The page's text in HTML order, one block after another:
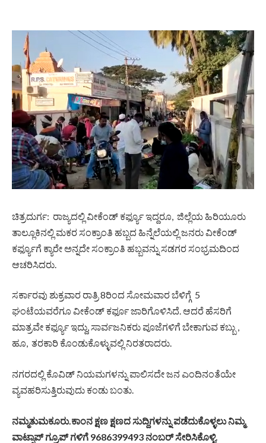
ಚಿತ್ರದುರ್ಗ: ರಾಜ್ಯದಲ್ಲಿ ವೀಕೆಂಡ್ ಕರ್ಫ್ಯೂ ಇದ್ದರೂ, ಜಿಲ್ಲೆಯ ಹಿರಿಯೂರು
ತಾಲ್ಲೂಕಿನಲ್ಲಿ ಮಕರ ಸಂಕ್ರಾಂತಿ ಹಬ್ಬದ ಹಿನ್ನೆಲೆಯಲ್ಲಿ ಜನರು ವೀಕೆಂಡ್
ಕರ್ಫ್ಯೂಗೆ ಕ್ಯಾರೇ ಅನ್ನದೇ ಸಂಕ್ರಾಂತಿ ಹಬ್ಬವನ್ನು ಸಡಗರ ಸಂಭ್ರಮದಿಂದ
ಆಚರಿಸಿದರು.
ಸರ್ಕಾರವು ಶುಕ್ರವಾರ ರಾತ್ರಿ 8ರಿಂದ ಸೋಮವಾರ ಬೆಳಿಗ್ಗೆ 5
ಘಂಟೆಯವರೆಗೂ ವೀಕೆಂಡ್ ಕರ್ಫೂ ಜಾರಿಗೊಳಿಸಿದೆ. ಆದರೆ ಹೆಸರಿಗೆ
ಮಾತ್ರವೇ ಕರ್ಫ್ಯೂ ಇದ್ದು, ಸಾರ್ವಜನಿಕರು ಪೂಜೆಗಳಿಗೆ ಬೇಕಾಗುವ ಕಬ್ಬು ,
ಹೂ, ತರಕಾರಿ ಕೊಂಡುಕೊಳ್ಳುವಲ್ಲಿ ನಿರತರಾದರು.
ನಗರದಲ್ಲಿ ಕೊವಿಡ್ ನಿಯಮಗಳನ್ನು ಪಾಲಿಸದೇ ಜನ ಎಂದಿನಂತೆಯೇ
ವ್ಯವಹರಿಸುತ್ತಿರುವುದು ಕಂಡು ಬಂತು.
ನಮ್ಮತುಮಕೂರು.ಕಾಂನ ಕ್ಷಣ ಕ್ಷಣದ ಸುದ್ದಿಗಳನ್ನು ಪಡೆದುಕೊಳ್ಳಲು ನಿಮ್ಮ
ವಾಟ್ಸಾಪ್ ಗ್ರೂಪ್ ಗಳಿಗೆ 9686399493 ನಂಬರ್ ಸೇರಿಸಿಕೊಳ್ಳಿ.